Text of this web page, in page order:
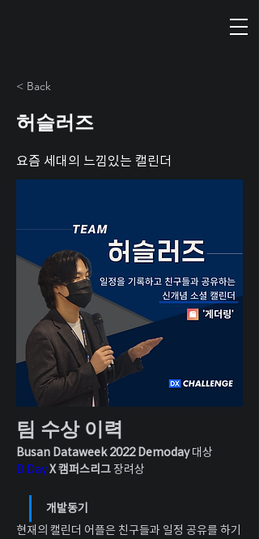
< Back
허슬러즈
요즘 세대의 느낌있는 캘린더
팀 수상 이력
Busan Dataweek 2022 Demoday 대상
D.DayX 캠퍼스리그 장려상
개발동기
현재의 캘린더 어플은 친구들과 일정 공유를 하기